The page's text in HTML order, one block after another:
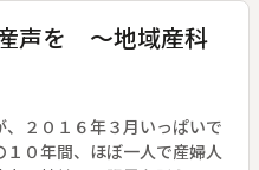
、希望者は２０１５年度で
一緒に畑仕事で汗を流しな
る農家、田舎の家庭料理が
、そんな農家や漁師と時間
るのだった。しかし、そん
声を ～地域産科
２０１６年３月いっぱいで
０年間、ほぼ一人で産婦人